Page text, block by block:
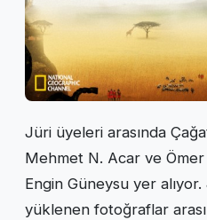
Jüri üyeleri arasında
Mehmet N. Acar ve
Engin Güneysu yer
yüklenen fotoğraflar